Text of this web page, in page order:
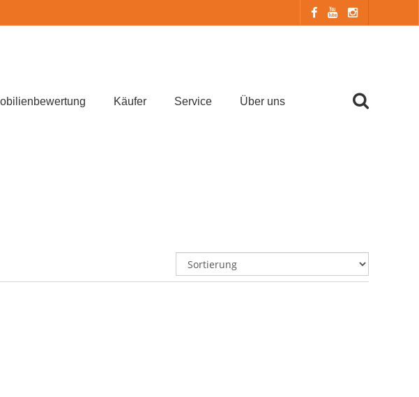
Käufer Service Über uns